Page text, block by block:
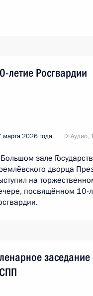
летие Росгвардии
марта 2026 года Аудио,
зале
дворца
на
посвящённом 10-
заседание